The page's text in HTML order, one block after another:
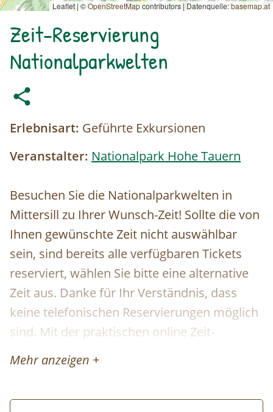
Leaflet | ©OpenStreetMapcontributors | Datenquelle:basemap.at
Zeit-Reservierung
Nationalparkwelten
Erlebnisart: Geführte Exkursionen
Veranstalter: Nationalpark Hohe Tauern
Besuchen Sie die Nationalparkwelten in
Mittersill zu Ihrer Wunsch-Zeit! Sollte die von
Ihnen gewünschte Zeit nicht auswählbar
sein, sind bereits alle verfügbaren Tickets
reserviert, wählen Sie bitte eine alternative
Zeit aus. Danke für Ihr Verständnis, dass
keine telefonischen Reservierungen möglich
sind. Mit der praktischen online Zeit-
Reservierung der Nationalparkwelten
profitieren Sie von einem garantierten
Mehr anzeigen +